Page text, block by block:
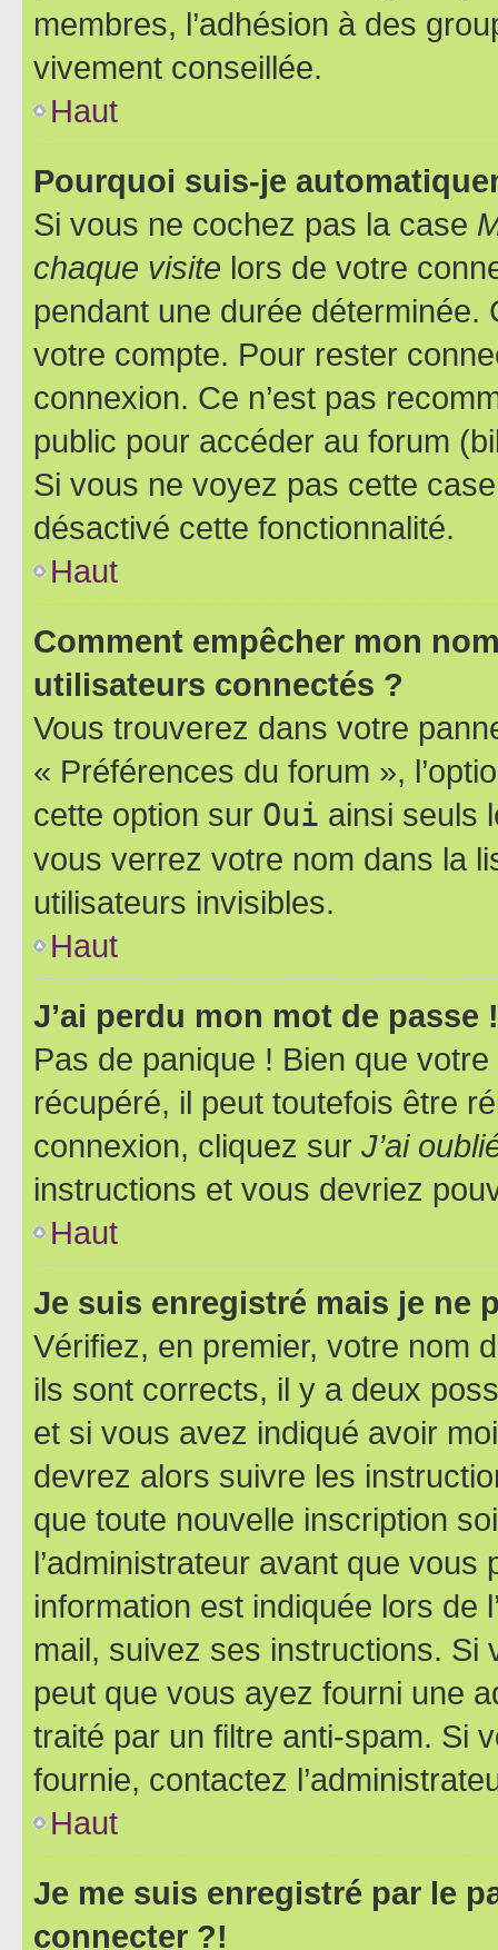
membres, l’adhésion à des
vivement conseillée.
Haut
Pourquoi suis-je
Si vous ne cochez pas la case
chaque visite lors de votre
pendant une durée déterminée.
votre compte. Pour rester
connexion. Ce n’est pas
public pour accéder au forum
Si vous ne voyez pas cette
désactivé cette fonctionnalité.
Haut
Comment empêcher mon
utilisateurs connectés ?
Vous trouverez dans votre
« Préférences du forum »,
cette option sur Oui ainsi seuls
vous verrez votre nom dans la
utilisateurs invisibles.
Haut
J’ai perdu mon mot de passe !
Pas de panique ! Bien que
récupéré, il peut toutefois être
connexion, cliquez sur J’ai
instructions et vous devriez
Haut
Je suis enregistré mais je ne
Vérifiez, en premier, votre nom
ils sont corrects, il y a deux
et si vous avez indiqué avoir
devrez alors suivre les
que toute nouvelle inscription
l’administrateur avant que
information est indiquée lors de
mail, suivez ses instructions. Si
peut que vous ayez fourni une
traité par un filtre anti-spam. Si
fournie, contactez
Haut
Je me suis enregistré par le
connecter ?!